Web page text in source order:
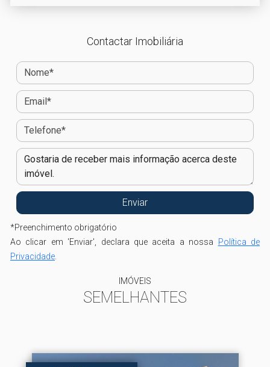
Contactar Imobiliária
*Preenchimento obrigatório
Ao clicar em 'Enviar', declara que aceita a nossa Política de
Privacidade
IMÓVEIS
SEMELHANTES